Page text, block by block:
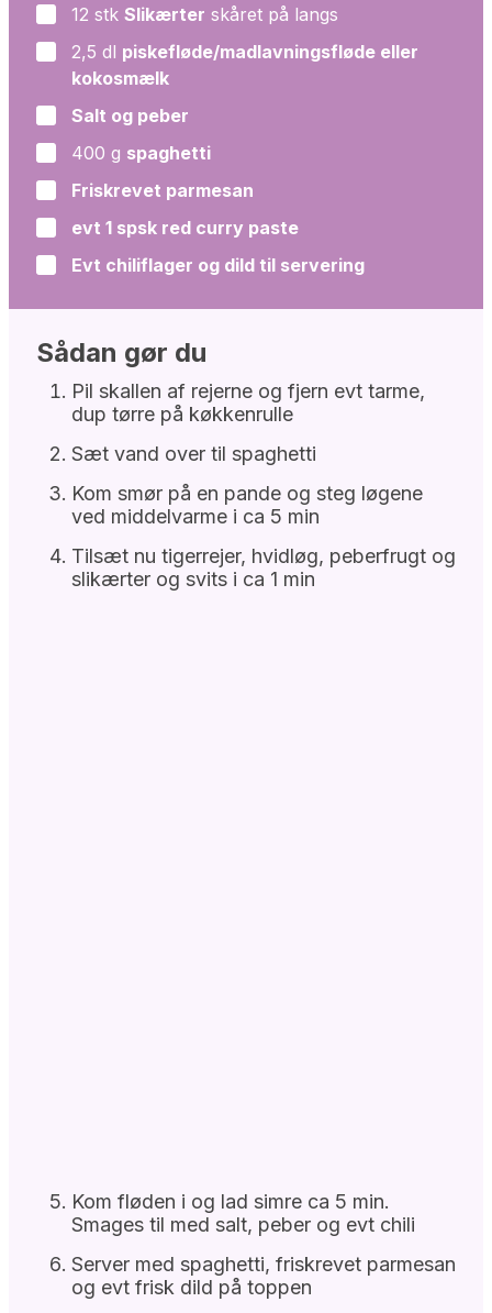
▢
12 stk Slikærter skåret på langs
▢
2,5 dl piskefløde/madlavningsfløde eller
kokosmælk
▢
Salt og peber
▢
400 g spaghetti
▢
Friskrevet parmesan
▢
evt 1 spsk red curry paste
▢
Evt chiliflager og dild til servering
Sådan gør du
Pil skallen af rejerne og fjern evt tarme,
dup tørre på køkkenrulle
Sæt vand over til spaghetti
Kom smør på en pande og steg løgene
ved middelvarme i ca 5 min
Tilsæt nu tigerrejer, hvidløg, peberfrugt og
slikærter og svits i ca 1 min
Kom fløden i og lad simre ca 5 min.
Smages til med salt, peber og evt chili
Server med spaghetti, friskrevet parmesan
og evt frisk dild på toppen